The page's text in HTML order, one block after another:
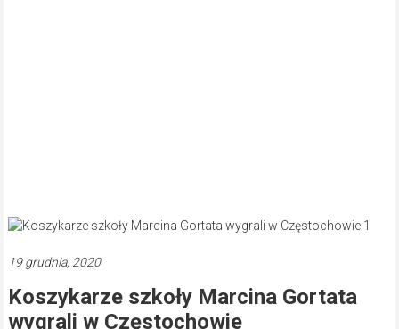
19 grudnia, 2020
Koszykarze szkoły Marcina Gortata
wygrali w Częstochowie